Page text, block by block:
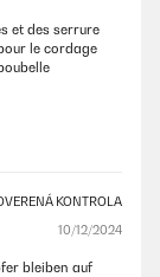
et des serrure
le cordage
KONTROLA
10/12/2024
bleiben auf